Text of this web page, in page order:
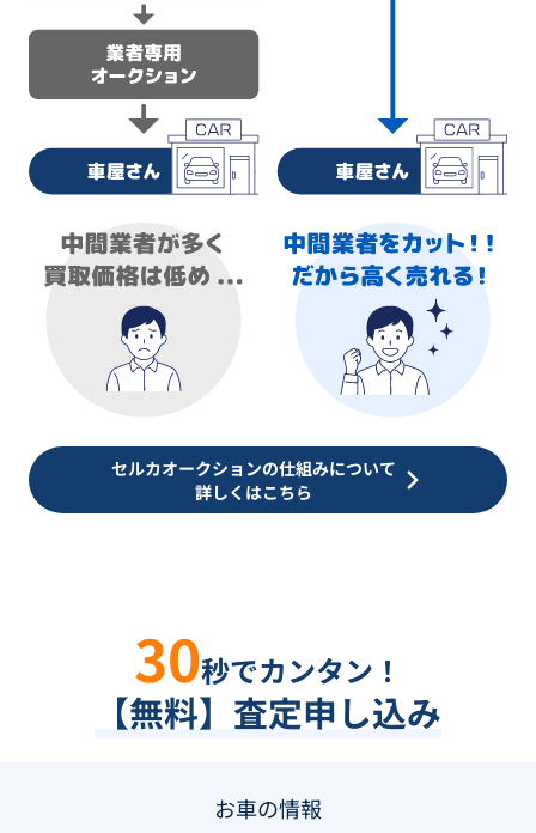
セルカオークションの仕組みについて
詳しくはこちら
30秒でカンタン！
【無料】査定申し込み
お車の情報